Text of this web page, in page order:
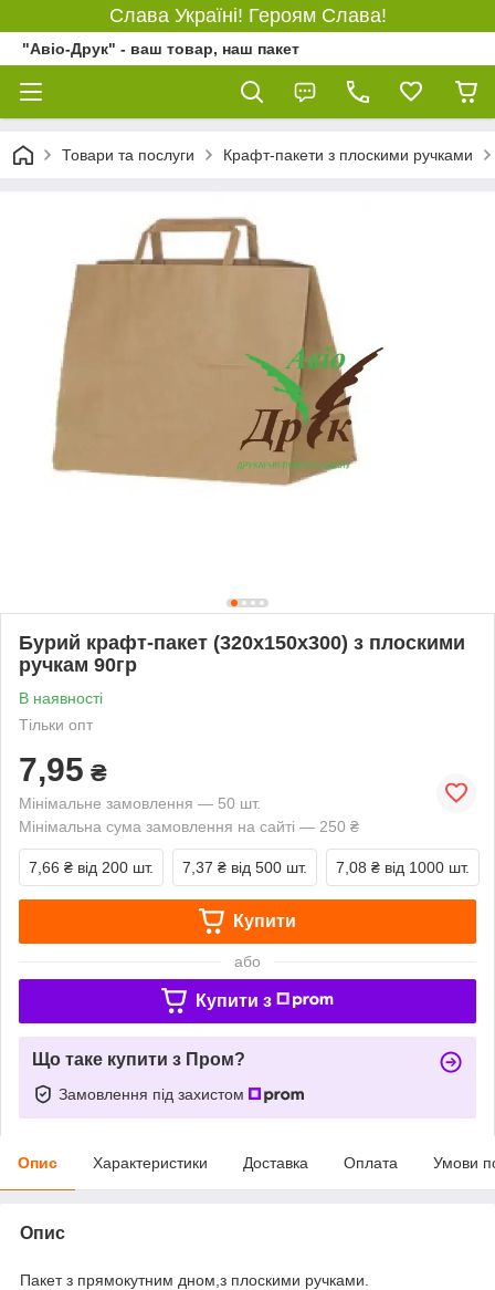
Слава Україні! Героям Слава!
"Авіо-Друк" - ваш товар, наш пакет
Товари та послуги Крафт-пакети з плоскими ручками
Бурий крафт-пакет (320х150х300) з плоскими
ручкам 90гр
В наявності
Тільки опт
7,95 ₴
Мінімальне замовлення — 50 шт.
Мінімальна сума замовлення на сайті — 250 ₴
7,66 ₴ від 200 шт. 7,37 ₴ від 500 шт. 7,08 ₴ від 1000 шт.
Купити
або
Купити з
Що таке купити з Пром?
Замовлення під захистом
Опис Характеристики Доставка Оплата Умови
Опис
Пакет з прямокутним дном,з плоскими ручками.